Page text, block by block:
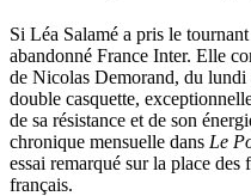
Si Léa Salamé a pris le
abandonné France Inter. Elle
de Nicolas Demorand, du lundi
double casquette,
de sa résistance et de son
chronique mensuelle dans Le
essai remarqué sur la place
français.